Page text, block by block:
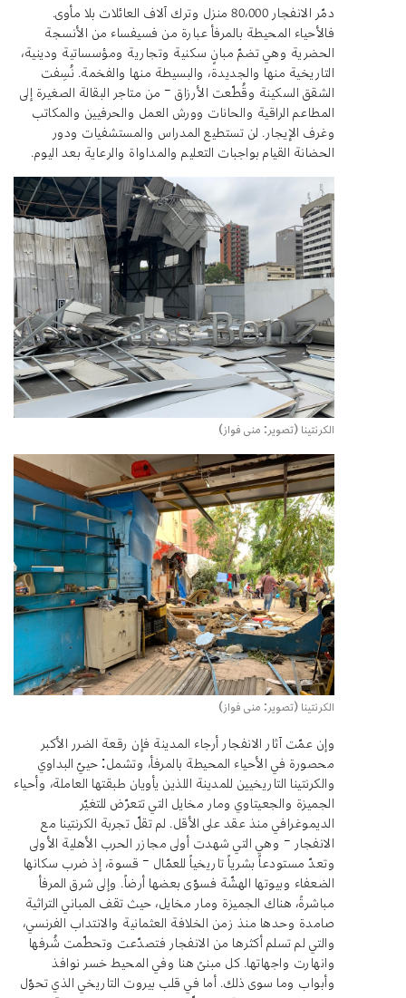
دمّر الانفجار 80،000 منزل وترك آلاف العائلات بلا مأوى.
فالأحياء المحيطة بالمرفأ عبارة من فسيفساء من الأنسجة
الحضرية وهي تضمّ مبانٍ سكنية وتجارية ومؤسساتية ودينية،
التاريخية منها والجديدة، والبسيطة منها والفخمة. نُسِفت
الشقق السكينة وقُطّعت الأرزاق – من متاجر البقالة الصغيرة إلى
المطاعم الراقية والحانات وورش العمل والحرفيين والمكاتب
وغرف الإيجار. لن تستطيع المدراس والمستشفيات ودور
الحضانة القيام بواجبات التعليم والمداواة والرعاية بعد اليوم.
الكرنتينا (تصوير: منى فواز)
الكرنتينا (تصوير: منى فواز)
وإن عمّت آثار الانفجار أرجاء المدينة فإن رقعة الضرر الأكبر
محصورة في الأحياء المحيطة بالمرفأ، وتشمل: حييّ البداوي
والكرنتينا التاريخيين للمدينة اللذين يأويان طبقتها العاملة، وأحياء
الجميزة والجعيتاوي ومار مخايل التي تتعرّض للتغيّر
الديموغرافي منذ عقد على الأقل. لم تقلّ تجربة الكرنتينا مع
الانفجار – وهي التي شهدت أولى مجازر الحرب الأهلية الأولى
وتعدّ مستودعاً بشرياً تاريخياً للعمّال – قسوة، إذ ضرب سكانها
الضعفاء وبيوتها الهشّة فسوّى بعضها أرضاً. وإلى شرق المرفأ
مباشرةً، هناك الجميزة ومار مخايل، حيث تقف المباني التراثية
صامدة وحدها منذ زمن الخلافة العثمانية والانتداب الفرنسي،
والتي لم تسلم أكثرها من الانفجار فتصدّعت وتحطّمت شُرفها
وانهارت واجهاتها. كل مبنىً هنا وفي المحيط خسر نوافذ
وأبواب وما سوى ذلك. أما في قلب بيروت التاريخي الذي تحوّل